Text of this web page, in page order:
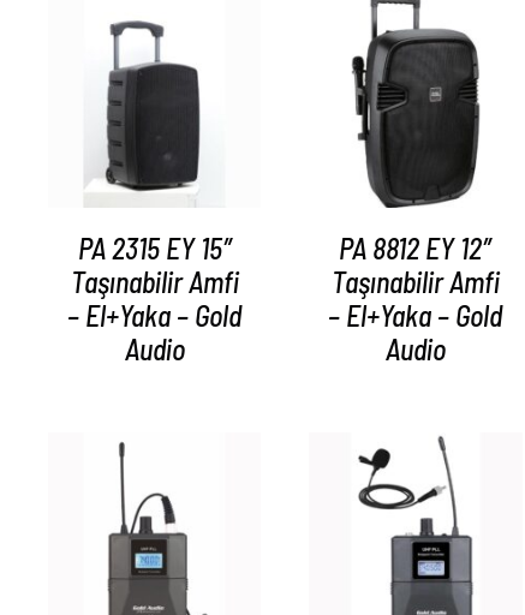
AYRINTILAR
PA 2315 EY 15″
Taşınabilir Amfi
– El+Yaka – Gold
Audio
AYRINTILAR
PA 8812 EY 12″
Taşınabilir Amfi
– El+Yaka – Gold
Audio
AYRINTILAR AYRINTILAR